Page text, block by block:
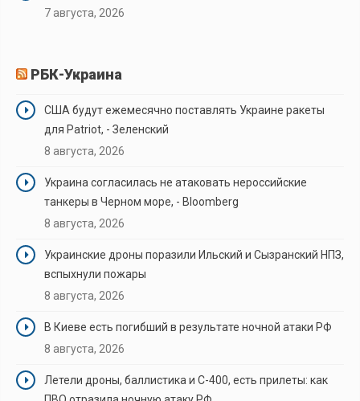
7 августа, 2026
РБК-Украина
США будут ежемесячно поставлять Украине ракеты
для Patriot, - Зеленский
8 августа, 2026
Украина согласилась не атаковать нероссийские
танкеры в Черном море, - Bloomberg
8 августа, 2026
Украинские дроны поразили Ильский и Сызранский НПЗ,
вспыхнули пожары
8 августа, 2026
В Киеве есть погибший в результате ночной атаки РФ
8 августа, 2026
Летели дроны, баллистика и С-400, есть прилеты: как